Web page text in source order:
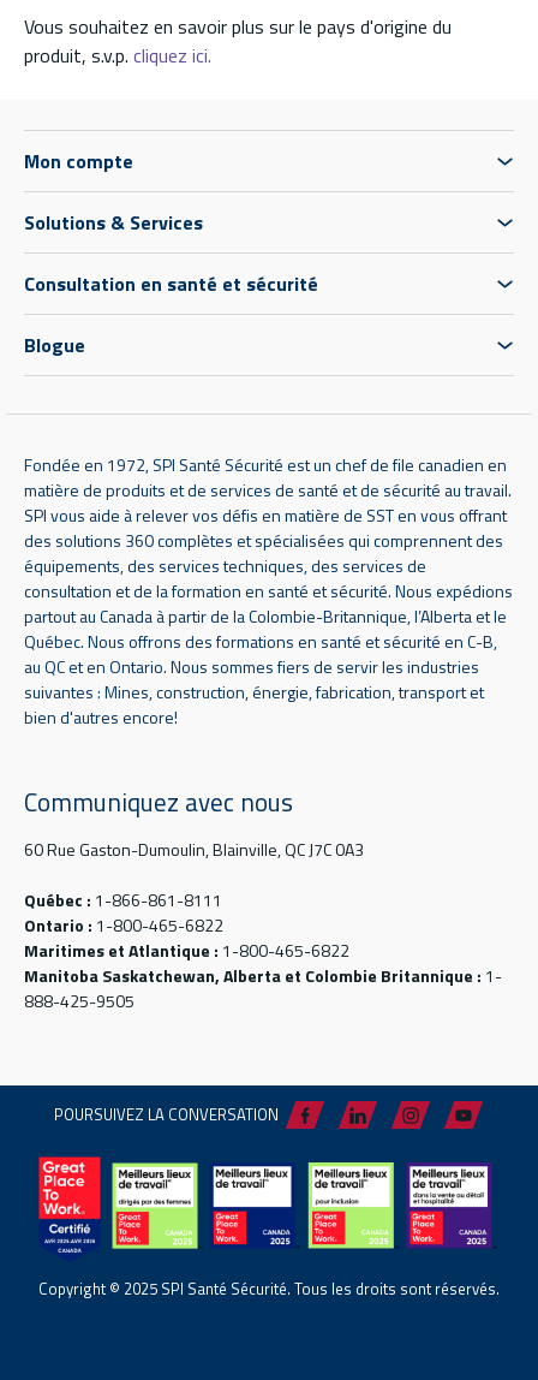
Vous souhaitez en savoir plus sur le pays d'origine du
produit, s.v.p. cliquez ici.
Mon compte
Solutions & Services
Consultation en santé et sécurité
Blogue
Fondée en 1972, SPI Santé Sécurité est un chef de file canadien en
matière de produits et de services de santé et de sécurité au travail.
SPI vous aide à relever vos défis en matière de SST en vous offrant
des solutions 360 complètes et spécialisées qui comprennent des
équipements, des services techniques, des services de
consultation et de la formation en santé et sécurité. Nous expédions
partout au Canada à partir de la Colombie-Britannique, l’Alberta et le
Québec. Nous offrons des formations en santé et sécurité en C-B,
au QC et en Ontario. Nous sommes fiers de servir les industries
suivantes : Mines, construction, énergie, fabrication, transport et
bien d'autres encore!
Communiquez avec nous
60 Rue Gaston-Dumoulin, Blainville, QC J7C 0A3
Québec : 1-866-861-8111
Ontario : 1-800-465-6822
Maritimes et Atlantique : 1-800-465-6822
Manitoba Saskatchewan, Alberta et Colombie Britannique : 1-
888-425-9505
POURSUIVEZ LA CONVERSATION
Copyright © 2025 SPI Santé Sécurité. Tous les droits sont réservés.